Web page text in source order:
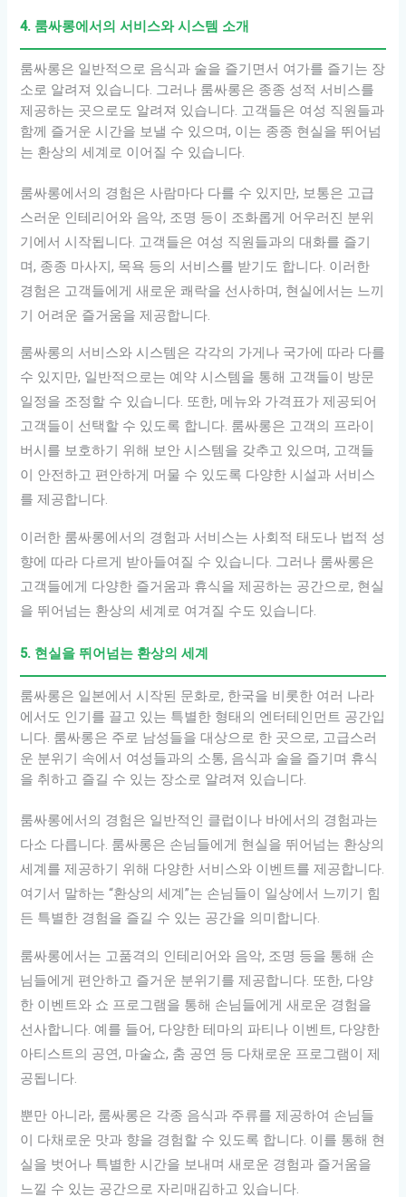
4. 룸싸롱에서의 서비스와 시스템 소개
룸싸롱은 일반적으로 음식과 술을 즐기면서 여가를 즐기는 장
소로 알려져 있습니다. 그러나 룸싸롱은 종종 성적 서비스를
제공하는 곳으로도 알려져 있습니다. 고객들은 여성 직원들과
함께 즐거운 시간을 보낼 수 있으며, 이는 종종 현실을 뛰어넘
는 환상의 세계로 이어질 수 있습니다.
룸싸롱에서의 경험은 사람마다 다를 수 있지만, 보통은 고급
스러운 인테리어와 음악, 조명 등이 조화롭게 어우러진 분위
기에서 시작됩니다. 고객들은 여성 직원들과의 대화를 즐기
며, 종종 마사지, 목욕 등의 서비스를 받기도 합니다. 이러한
경험은 고객들에게 새로운 쾌락을 선사하며, 현실에서는 느끼
기 어려운 즐거움을 제공합니다.
룸싸롱의 서비스와 시스템은 각각의 가게나 국가에 따라 다를
수 있지만, 일반적으로는 예약 시스템을 통해 고객들이 방문
일정을 조정할 수 있습니다. 또한, 메뉴와 가격표가 제공되어
고객들이 선택할 수 있도록 합니다. 룸싸롱은 고객의 프라이
버시를 보호하기 위해 보안 시스템을 갖추고 있으며, 고객들
이 안전하고 편안하게 머물 수 있도록 다양한 시설과 서비스
를 제공합니다.
이러한 룸싸롱에서의 경험과 서비스는 사회적 태도나 법적 성
향에 따라 다르게 받아들여질 수 있습니다. 그러나 룸싸롱은
고객들에게 다양한 즐거움과 휴식을 제공하는 공간으로, 현실
을 뛰어넘는 환상의 세계로 여겨질 수도 있습니다.
5. 현실을 뛰어넘는 환상의 세계
룸싸롱은 일본에서 시작된 문화로, 한국을 비롯한 여러 나라
에서도 인기를 끌고 있는 특별한 형태의 엔터테인먼트 공간입
니다. 룸싸롱은 주로 남성들을 대상으로 한 곳으로, 고급스러
운 분위기 속에서 여성들과의 소통, 음식과 술을 즐기며 휴식
을 취하고 즐길 수 있는 장소로 알려져 있습니다.
룸싸롱에서의 경험은 일반적인 클럽이나 바에서의 경험과는
다소 다릅니다. 룸싸롱은 손님들에게 현실을 뛰어넘는 환상의
세계를 제공하기 위해 다양한 서비스와 이벤트를 제공합니다.
여기서 말하는 “환상의 세계”는 손님들이 일상에서 느끼기 힘
든 특별한 경험을 즐길 수 있는 공간을 의미합니다.
룸싸롱에서는 고품격의 인테리어와 음악, 조명 등을 통해 손
님들에게 편안하고 즐거운 분위기를 제공합니다. 또한, 다양
한 이벤트와 쇼 프로그램을 통해 손님들에게 새로운 경험을
선사합니다. 예를 들어, 다양한 테마의 파티나 이벤트, 다양한
아티스트의 공연, 마술쇼, 춤 공연 등 다채로운 프로그램이 제
공됩니다.
뿐만 아니라, 룸싸롱은 각종 음식과 주류를 제공하여 손님들
이 다채로운 맛과 향을 경험할 수 있도록 합니다. 이를 통해 현
실을 벗어나 특별한 시간을 보내며 새로운 경험과 즐거움을
느낄 수 있는 공간으로 자리매김하고 있습니다.